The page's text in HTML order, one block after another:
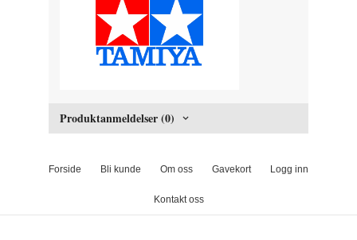
Produktanmeldelser (0)
Forside Bli kunde Om oss Gavekort Logg inn
Kontakt oss